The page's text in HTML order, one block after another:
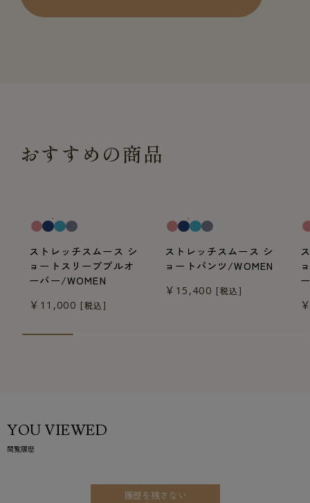
おすすめの商品
ストレッチスムース シ
ョートスリーブプルオ
ーバー/WOMEN
￥11,000 [税込]
ストレッチスムース シ
ョートパンツ/WOMEN
￥15,400 [税込]
YOU VIEWED
閲覧履歴
履歴を残さない